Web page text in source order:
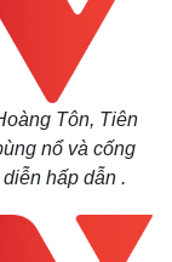
Tôn, Tiên
nổ và cống
hấp dẫn .